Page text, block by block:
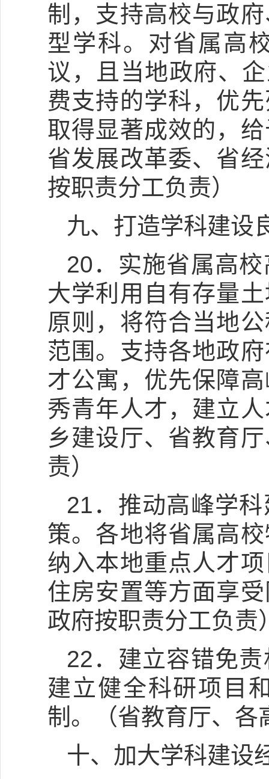
制，支持高校与政
型学科。对省属高
议，且当地政府、
费支持的学科，优
取得显著成效的，
省发展改革委、省
按职责分工负责）
九、打造学科建设
20．实施省属高
大学利用自有存量
原则，将符合当地
范围。支持各地政
才公寓，优先保障
秀青年人才，建立
乡建设厅、省教育
责）
21．推动高峰学
策。各地将省属高
纳入本地重点人才
住房安置等方面享
政府按职责分工负责
22．建立容错免
建立健全科研项目
制。（省教育厅、各
十、加大学科建设